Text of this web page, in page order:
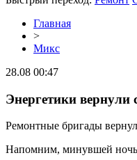
Главная
>
Микс
28.08 00:47
Энергетики вернули
Ремонтные бригады
Напомним, минувшей